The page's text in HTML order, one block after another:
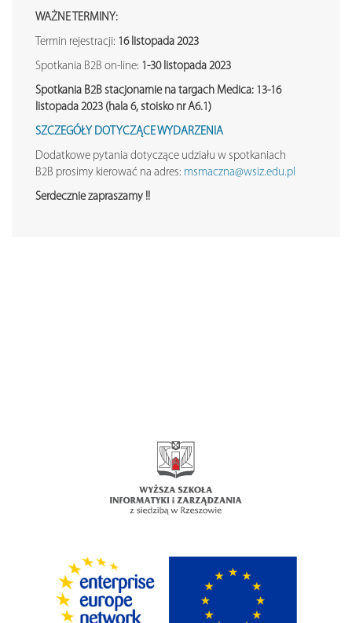
WAŻNE TERMINY:
Termin rejestracji: 16 listopada 2023
Spotkania B2B on-line: 1-30 listopada 2023
Spotkania B2B stacjonarnie na targach Medica: 13-16
listopada 2023 (hala 6, stoisko nr A6.1)
SZCZEGÓŁY DOTYCZĄCE WYDARZENIA
Dodatkowe pytania dotyczące udziału w spotkaniach
B2B prosimy kierować na adres: msmaczna@wsiz.edu.pl
Serdecznie zapraszamy !!